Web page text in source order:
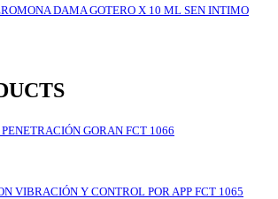
DAMA GOTERO X 10 ML SEN INTIMO
GORAN FCT 1066
VIBRACIÓN Y CONTROL POR APP FCT 1065